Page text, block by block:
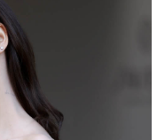
อมูลปี 2023 มูลค่า
ละ 4 ของการค้ารวม
สูงร้อยละ 150